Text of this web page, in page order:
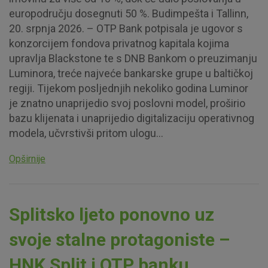
europodručju dosegnuti 50 %. Budimpešta i Tallinn,
20. srpnja 2026. – OTP Bank potpisala je ugovor s
konzorcijem fondova privatnog kapitala kojima
upravlja Blackstone te s DNB Bankom o preuzimanju
Luminora, treće najveće bankarske grupe u baltičkoj
regiji. Tijekom posljednjih nekoliko godina Luminor
je znatno unaprijedio svoj poslovni model, proširio
bazu klijenata i unaprijedio digitalizaciju operativnog
modela, učvrstivši pritom ulogu...
Opširnije
Splitsko ljeto ponovno uz
svoje stalne protagoniste –